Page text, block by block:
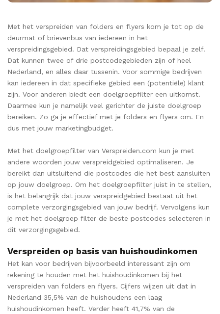
Met het verspreiden van folders en flyers kom je tot op de
deurmat of brievenbus van iedereen in het
verspreidingsgebied. Dat verspreidingsgebied bepaal je zelf.
Dat kunnen twee of drie postcodegebieden zijn of heel
Nederland, en alles daar tussenin. Voor sommige bedrijven
kan iedereen in dat specifieke gebied een (potentiële) klant
zijn. Voor anderen biedt een doelgroepfilter een uitkomst.
Daarmee kun je namelijk veel gerichter de juiste doelgroep
bereiken. Zo ga je effectief met je folders en flyers om. En
dus met jouw marketingbudget.
Met het doelgroepfilter van Verspreiden.com kun je met
andere woorden jouw verspreidgebied optimaliseren. Je
bereikt dan uitsluitend die postcodes die het best aansluiten
op jouw doelgroep. Om het doelgroepfilter juist in te stellen,
is het belangrijk dat jouw verspreidgebied bestaat uit het
complete verzorgingsgebied van jouw bedrijf. Vervolgens kun
je met het doelgroep filter de beste postcodes selecteren in
dit verzorgingsgebied.
Verspreiden op basis van huishoudinkomen
Het kan voor bedrijven bijvoorbeeld interessant zijn om
rekening te houden met het huishoudinkomen bij het
verspreiden van folders en flyers. Cijfers wijzen uit dat in
Nederland 35,5% van de huishoudens een laag
huishoudinkomen heeft. Verder heeft 41,7% van de